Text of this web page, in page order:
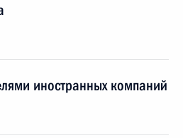
иностранных компаний